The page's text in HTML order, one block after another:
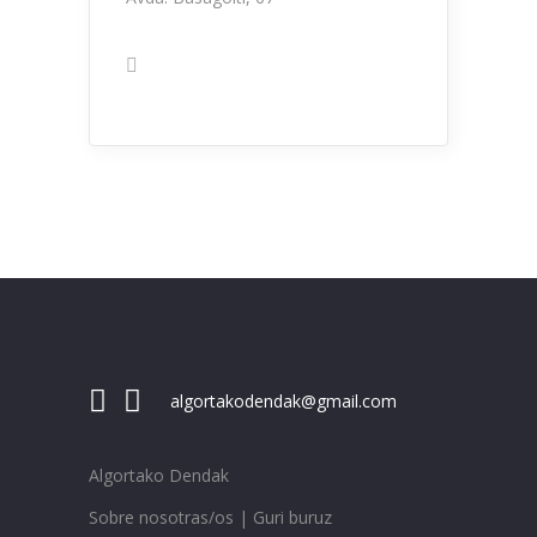
algortakodendak@gmail.com
Algortako Dendak
Sobre nosotras/os | Guri buruz